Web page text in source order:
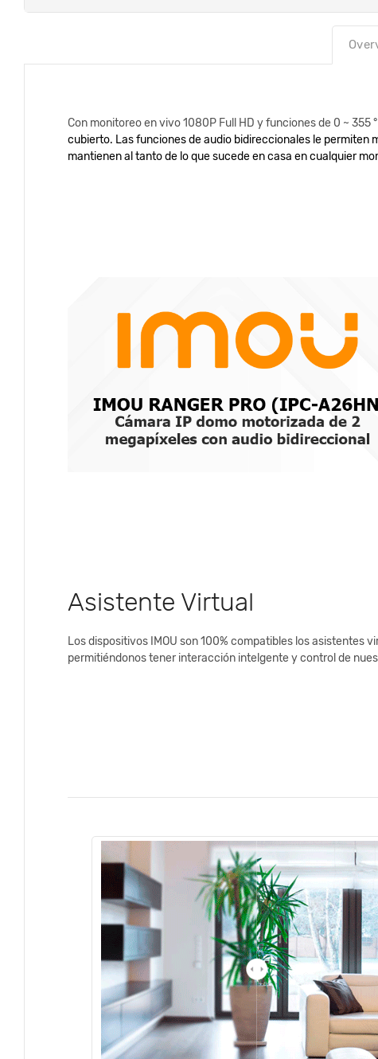
Con monitoreo en vivo 1080P Full HD y funciones de 0 ~ 355
cubierto. Las funciones de audio bidireccionales le permiten
mantienen al tanto de lo que sucede en casa en cualquier
Asistente Virtual
Los dispositivos IMOU son 100% compatibles los asistentes
permitiéndonos tener interacción intelgente y control de